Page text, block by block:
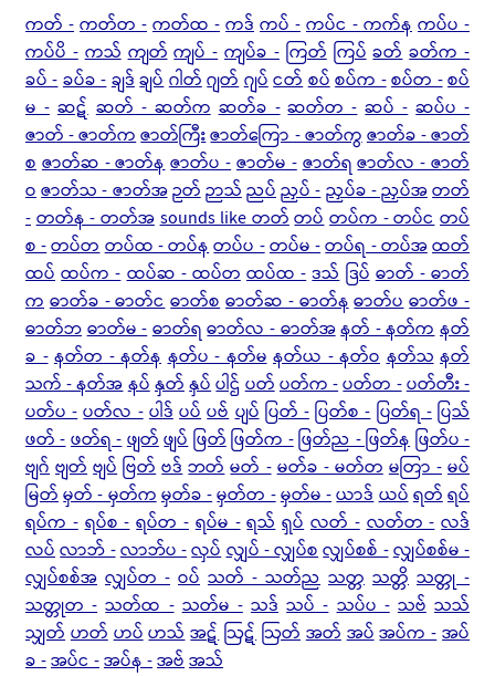
ကတ် - ကတ်တ - ကတ်ထ - ကဒ် ကပ် - ကပ်င - ကက်န ကပ်ပ -
ကပ်ပိ - ကသ် ကျတ် ကျပ် - ကျပ်ခ - ကြတ် ကြပ် ခတ် ခတ်က -
ခပ် -ခပ်ခ -ချဒ်ချပ်ဂါတ်ဂျတ်ဂျပ်ငတ်စပ်စပ်က -စပ်တ -စပ်
မ - ဆဋ် ဆတ် - ဆတ်က ဆတ်ခ - ဆတ်တ - ဆပ် - ဆပ်ပ -
ဇာတ် - ဇာတ်ကဇာတ်ကြီးဇာတ်ကြော - ဇာတ်ကွဇာတ်ခ - ဇာတ်
စဇာတ်ဆ - ဇာတ်နဇာတ်ပ -ဇာတ်မ -ဇာတ်ရ ဇာတ်လ - ဇာတ်
ဝဇာတ်သ - ဇာတ်အဉတ်ဉာသ်ညပ်ညှပ် -ညှပ်ခ - ညှပ်အတတ်
-တတ်န - တတ်အsounds like တတ်တပ်တပ်က - တပ်ငတပ်
စ -တပ်တတပ်ထ - တပ်နတပ်ပ -တပ်မ -တပ်ရ - တပ်အထတ်
ထပ် ထပ်က - ထပ်ဆ - ထပ်တ ထပ်ထ - ဒသ် ဒြပ် ဓာတ် - ဓာတ်
ကဓာတ်ခ - ဓာတ်ငဓာတ်စဓာတ်ဆ - ဓာတ်နဓာတ်ပဓာတ်ဖ -
ဓာတ်ဘဓာတ်မ -ဓာတ်ရ ဓာတ်လ - ဓာတ်အနတ် - နတ်ကနတ်
ခ - နတ်တ - နတ်န နတ်ပ - နတ်မ နတ်ယ - နတ်ဝ နတ်သ နတ်
သက် - နတ်အနပ်နှတ်နှပ်ပါဌ်ပတ်ပတ်က -ပတ်တ -ပတ်တီး -
ပတ်ပ - ပတ်လ - ပါဒ် ပပ် ပဗ် ပျပ် ပြတ် - ပြတ်စ - ပြတ်ရ - ပြသ်
ဖတ် -ဖတ်ရ -ဖျတ်ဖျပ်ဖြတ်ဖြတ်က -ဖြတ်ည - ဖြတ်နဖြတ်ပ -
ဗျဂ် ဗျတ် ဗျပ် ဗြတ် ဗဒ် ဘတ် မတ် - မတ်ခ - မတ်တ မတြာ - မပ်
မြတ်မှတ် - မှတ်ကမှတ်ခ -မှတ်တ -မှတ်မ -ယာဒ်ယပ်ရတ်ရပ်
ရပ်က - ရပ်စ - ရပ်တ - ရပ်မ - ရသ် ရှပ် လတ် - လတ်တ - လဒ်
လပ်လာဘ် -လာဘ်ပ -လှပ်လျှပ် - လျှပ်စလျှပ်စစ် -လျှပ်စစ်မ -
လျှပ်စစ်အ လျှပ်တ - ဝပ် သတ် - သတ်ည သတ္တ သတ္တိ သတ္တု -
သတ္တုတ - သတ်ထ - သတ်မ - သဒ် သပ် - သပ်ပ - သဗ် သသ်
သျှတ်ဟတ်ဟပ်ဟသ်အဋ်ဩဋ်ဩတ်အတ်အပ်အပ်က -အပ်
ခ -အပ်င -အပ်န -အဗ်အသ်